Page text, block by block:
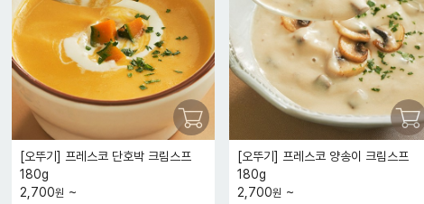
[오뚜기] 프레스코 단호박 크림스프
180g
2,700원 ~
[오뚜기] 프레스코 양송이 크림스프
180g
2,700원 ~